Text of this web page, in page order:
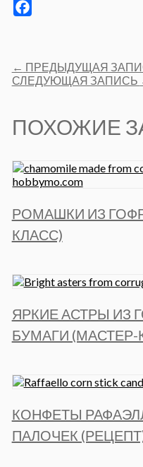
Post
navigation
← ПРЕДЫДУЩАЯ
СЛЕДУЮЩАЯ ЗАПИСЬ
ПОХОЖИЕ
РОМАШКИ ИЗ
КЛАСС)
ЯРКИЕ АСТРЫ ИЗ
БУМАГИ (МАСТЕР-
КОНФЕТЫ
ПАЛОЧЕК